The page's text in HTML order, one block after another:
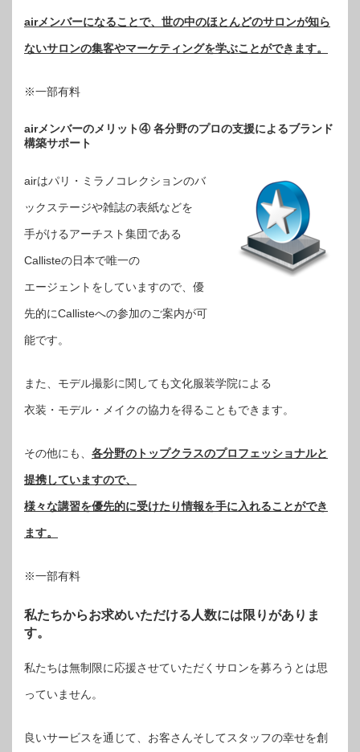
airメンバーになることで、世の中のほとんどのサロンが知ら
ないサロンの集客やマーケティングを学ぶことができます。
※一部有料
airメンバーのメリット④ 各分野のプロの支援によるブランド
構築サポート
airはパリ・ミラノコレクションのバ
ックステージや雑誌の表紙などを
手がけるアーチスト集団である
Callisteの日本で唯一の
エージェントをしていますので、優
先的にCallisteへの参加のご案内が可
能です。
また、モデル撮影に関しても文化服装学院による
衣装・モデル・メイクの協力を得ることもできます。
その他にも、 各分野のトップクラスのプロフェッショナルと
提携していますので、
様々な講習を優先的に受けたり情報を手に入れることができ
ます。
※一部有料
私たちからお求めいただける人数には限りがありま
す。
私たちは無制限に応援させていただくサロンを募ろうとは思
っていません。
良いサービスを通じて、お客さんそしてスタッフの幸せを創